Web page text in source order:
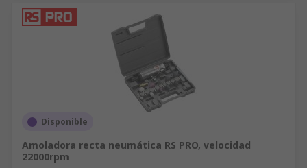
Disponible
Amoladora recta neumática RS PRO, velocidad
22000rpm